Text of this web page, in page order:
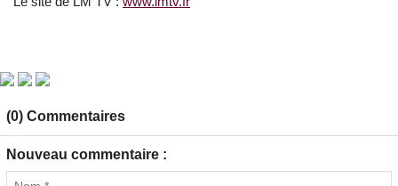
(0) Commentaires
Nouveau commentaire :